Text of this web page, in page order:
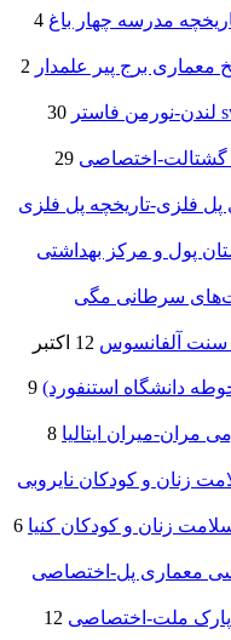
مدرسه چهار باغ 4
معماری برج پیر علمدار 2
30
گشتالت-اختصاصی 29
پل فلزی-تاریخچه پل فلزی
پول و مرکز بهداشتی
سرطانی مگی
سنت آلفانسوس
12 اکتبر
دانشگاه استنفورد) 9
مران-میران ایتالیا 8
زنان و کودکان نایروبی
زنان و کودکان کنیا 6
معماری پل-اختصاصی
پارک ملت-اختصاصی 12